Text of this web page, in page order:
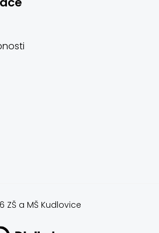
ZŠ a MŠ Kudlovice